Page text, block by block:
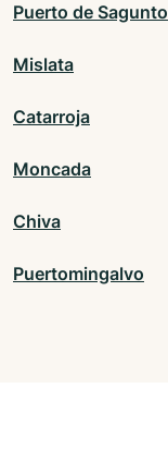
Puerto de Sagunto
Mislata
Catarroja
Moncada
Chiva
Puertomingalvo